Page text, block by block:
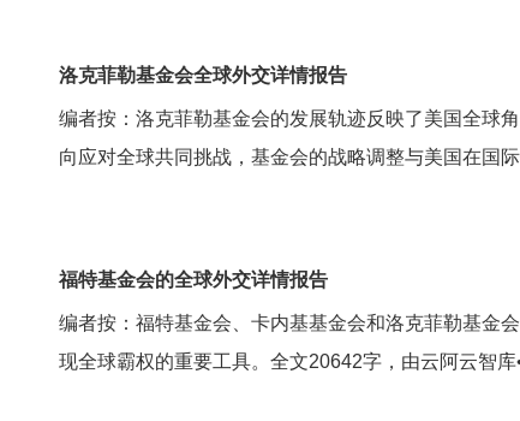
洛克菲勒基金会全球外交详情报告
编者按：洛克菲勒基金会的发展轨迹反映了美国全球
向应对全球共同挑战，基金会的战略调整与美国在国
福特基金会的全球外交详情报告
编者按：福特基金会、卡内基基金会和洛克菲勒基金
现全球霸权的重要工具。全文20642字，由云阿云智库